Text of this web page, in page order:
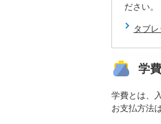
ださい。
タブ
学費
学費とは、
お支払方法